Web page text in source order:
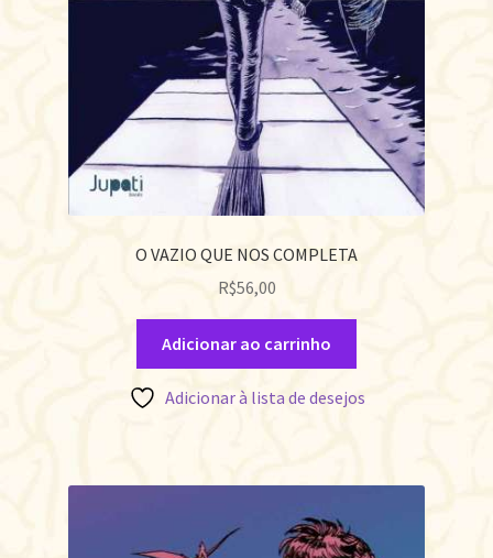
O VAZIO QUE NOS COMPLETA
R$56,00
Adicionar ao carrinho
Adicionar à lista de desejos